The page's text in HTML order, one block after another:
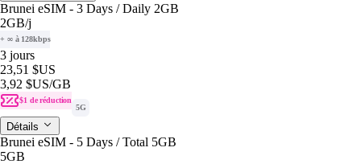
Brunei eSIM - 3 Days / Daily 2GB
2GB/j
+ ∞ à 128kbps
3 jours
23,51 $US
3,92 $US/GB
$1 de réduction
5G
Détails
Brunei eSIM - 5 Days / Total 5GB
5GB